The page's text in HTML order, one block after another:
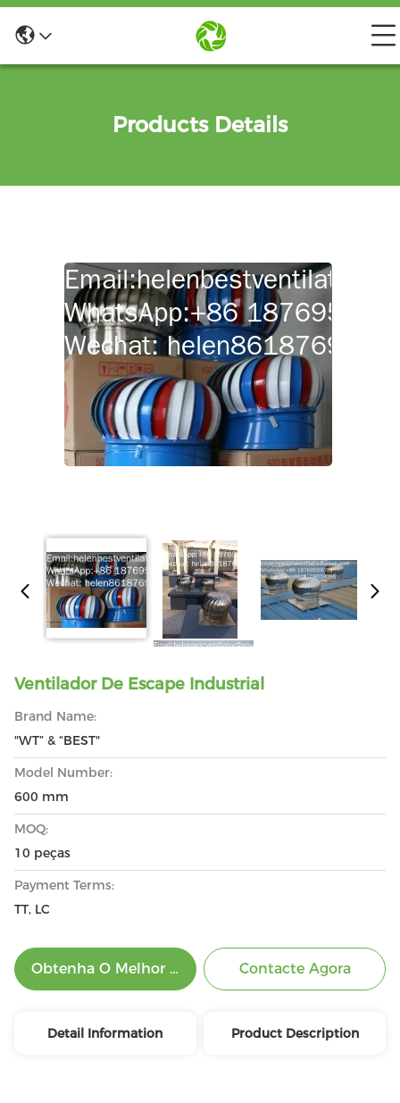
Products Details
Ventilador De Escape Industrial
Brand Name:
"WT” & “BEST"
Model Number:
600 mm
MOQ:
10 peças
Payment Terms:
TT, LC
Obtenha O Melhor Preço Contacte Agora
Detail Information Product Description